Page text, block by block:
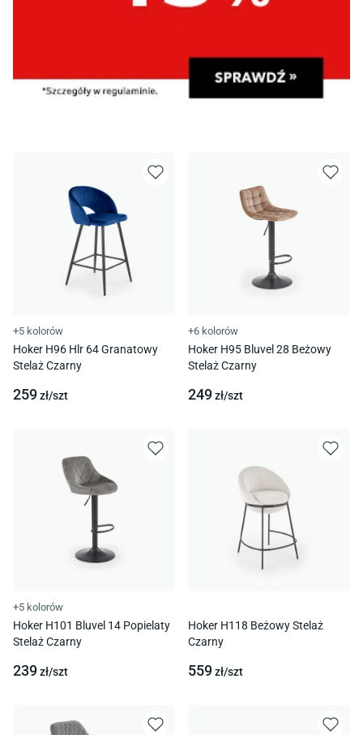
+5 kolorów
Hoker H96 Hlr 64 Granatowy
Stelaż Czarny
259zł/szt
+6 kolorów
Hoker H95 Bluvel 28 Beżowy
Stelaż Czarny
249zł/szt
+5 kolorów
Hoker H101 Bluvel 14 Popielaty
Stelaż Czarny
239zł/szt
Hoker H118 Beżowy Stelaż
Czarny
559zł/szt